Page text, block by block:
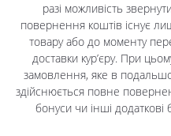
разі можливість
повернення коштів існує
товару або до моменту
доставки кур’єру. При
замовлення, яке в
здійснюється повне
бонуси чи інші додаткові